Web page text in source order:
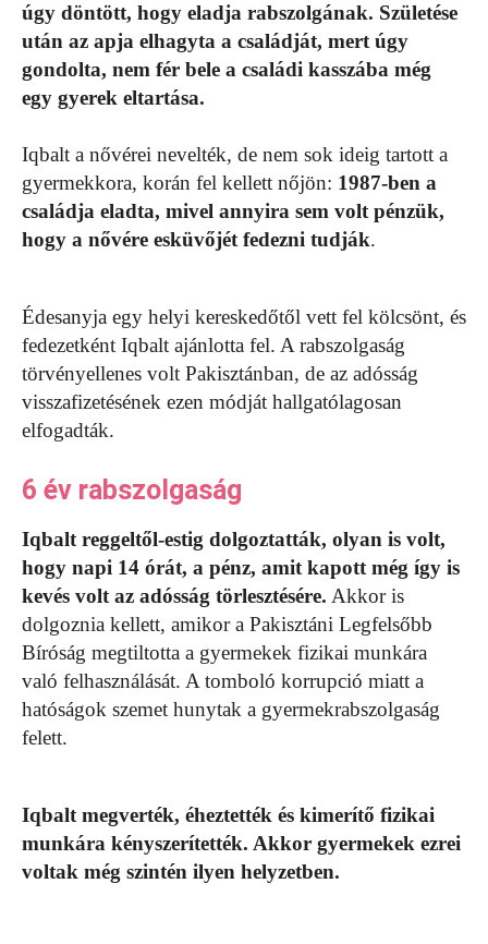
úgy döntött, hogy eladja rabszolgának. Születése
után az apja elhagyta a családját, mert úgy
gondolta, nem fér bele a családi kasszába még
egy gyerek eltartása.
Iqbalt a nővérei nevelték, de nem sok ideig tartott a
gyermekkora, korán fel kellett nőjön: 1987-ben a
családja eladta, mivel annyira sem volt pénzük,
hogy a nővére esküvőjét fedezni tudják.
Édesanyja egy helyi kereskedőtől vett fel kölcsönt, és
fedezetként Iqbalt ajánlotta fel. A rabszolgaság
törvényellenes volt Pakisztánban, de az adósság
visszafizetésének ezen módját hallgatólagosan
elfogadták.
6 év rabszolgaság
Iqbalt reggeltől-estig dolgoztatták, olyan is volt,
hogy napi 14 órát, a pénz, amit kapott még így is
kevés volt az adósság törlesztésére. Akkor is
dolgoznia kellett, amikor a Pakisztáni Legfelsőbb
Bíróság megtiltotta a gyermekek fizikai munkára
való felhasználását. A tomboló korrupció miatt a
hatóságok szemet hunytak a gyermekrabszolgaság
felett.
Iqbalt megverték, éheztették és kimerítő fizikai
munkára kényszerítették. Akkor gyermekek ezrei
voltak még szintén ilyen helyzetben.